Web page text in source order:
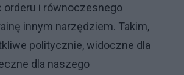
orderu i równoczesnego
innym narzędziem. Takim,
politycznie, widoczne dla
dla naszego